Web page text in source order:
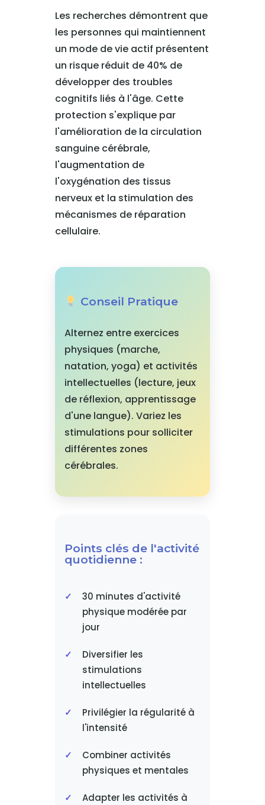
Les recherches démontrent que
les personnes qui maintiennent
un mode de vie actif présentent
un risque réduit de 40% de
développer des troubles
cognitifs liés à l'âge. Cette
protection s'explique par
l'amélioration de la circulation
sanguine cérébrale,
l'augmentation de
l'oxygénation des tissus
nerveux et la stimulation des
mécanismes de réparation
cellulaire.
Conseil Pratique
Alternez entre exercices
physiques (marche,
natation, yoga) et activités
intellectuelles (lecture, jeux
de réflexion, apprentissage
d'une langue). Variez les
stimulations pour solliciter
différentes zones
cérébrales.
Points clés de l'activité
quotidienne :
30 minutes d'activité
physique modérée par
jour
Diversifier les
stimulations
intellectuelles
Privilégier la régularité à
l'intensité
Combiner activités
physiques et mentales
Adapter les activités à